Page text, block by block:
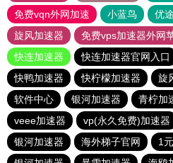
免费vqn外网加速
小蓝鸟 优
旋风加速器
免费vps加速器外网
快连加速器
快连加速器官网入口
快鸭加速器
快柠檬加速器 旋
软件中心
银河加速器 青柠加
veee加速器
vp(永久免费)加速器
银河加速器
海外梯子官网 1